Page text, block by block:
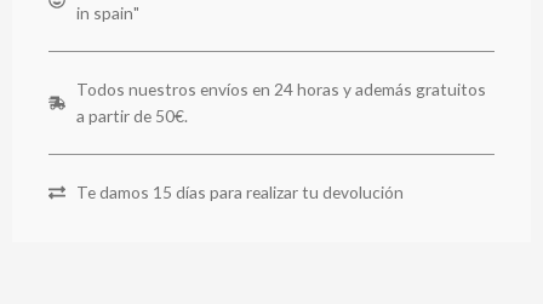
in spain"
Todos nuestros envíos en 24 horas y además gratuitos
a partir de 50€.
Te damos 15 días para realizar tu devolución